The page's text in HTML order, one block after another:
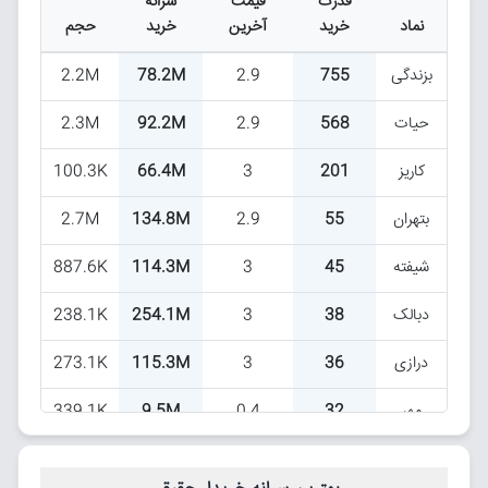
نماد
خرید
آخرین
خرید
حجم
بزندگی 755
2.9
78.2M
2.2M
حیات
568
2.9
92.2M
2.3M
کاریز
201
3
66.4M
100.3K
بتهران
55
2.9
134.8M
2.7M
شیفته
45
3
114.3M
887.6K
دبالک
38
3
254.1M
238.1K
درازی
36
3
115.3M
273.1K
مهر
32
0.4
9.5M
339.1K